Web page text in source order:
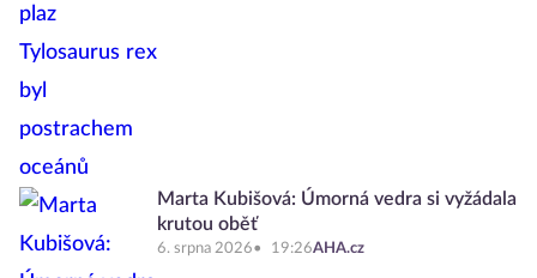
Marta Kubišová: Úmorná vedra si vyžádala
krutou oběť
6. srpna 2026 19:26AHA.cz